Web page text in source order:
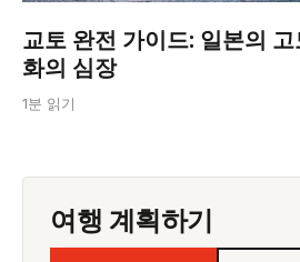
교토 완전 가이드: 일본의
화의 심장
1분 읽기
여행 계획하기